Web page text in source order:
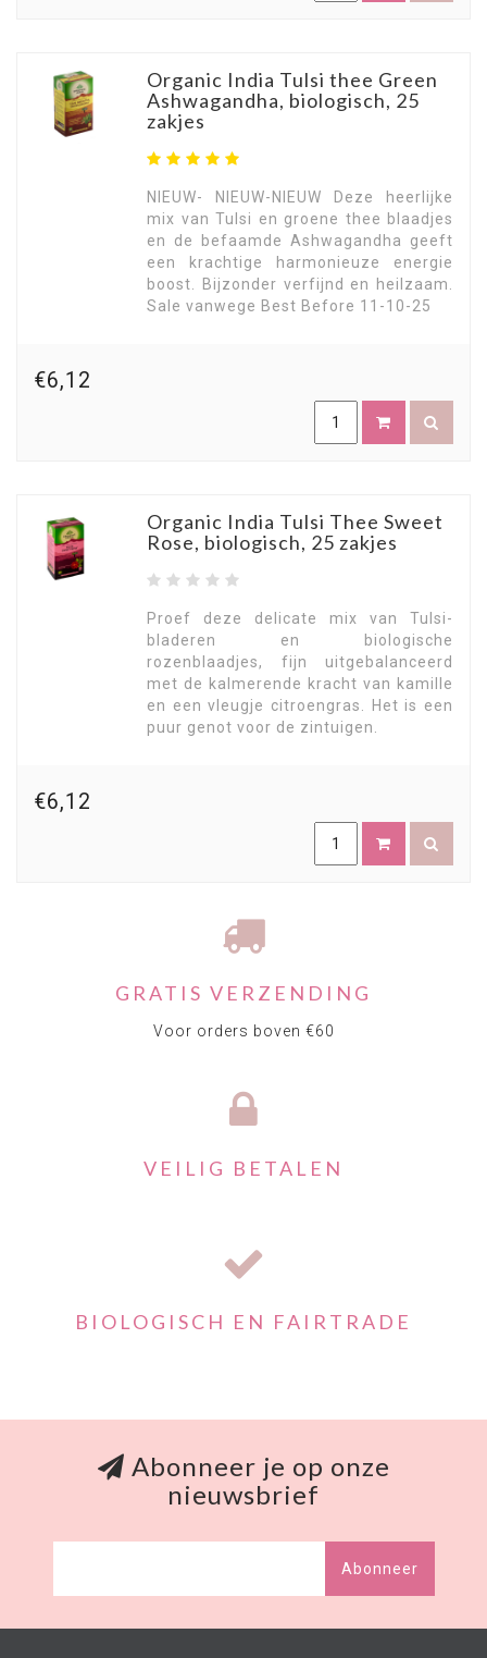
Organic India Tulsi thee Green
Ashwagandha, biologisch, 25
zakjes
NIEUW- NIEUW-NIEUW Deze heerlijke
mix van Tulsi en groene thee blaadjes
en de befaamde Ashwagandha geeft
een krachtige harmonieuze energie
boost. Bijzonder verfijnd en heilzaam.
Sale vanwege Best Before 11-10-25
€6,12
Organic India Tulsi Thee Sweet
Rose, biologisch, 25 zakjes
Proef deze delicate mix van Tulsi-
bladeren en biologische
rozenblaadjes, fijn uitgebalanceerd
met de kalmerende kracht van kamille
en een vleugje citroengras. Het is een
puur genot voor de zintuigen.
€6,12
GRATIS VERZENDING
Voor orders boven €60
VEILIG BETALEN
BIOLOGISCH EN FAIRTRADE
Abonneer je op onze
nieuwsbrief
Abonneer